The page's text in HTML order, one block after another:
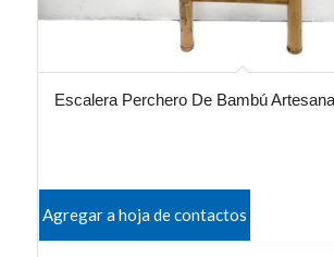
Escalera Perchero De Bambú
Agregar a hoja de contactos